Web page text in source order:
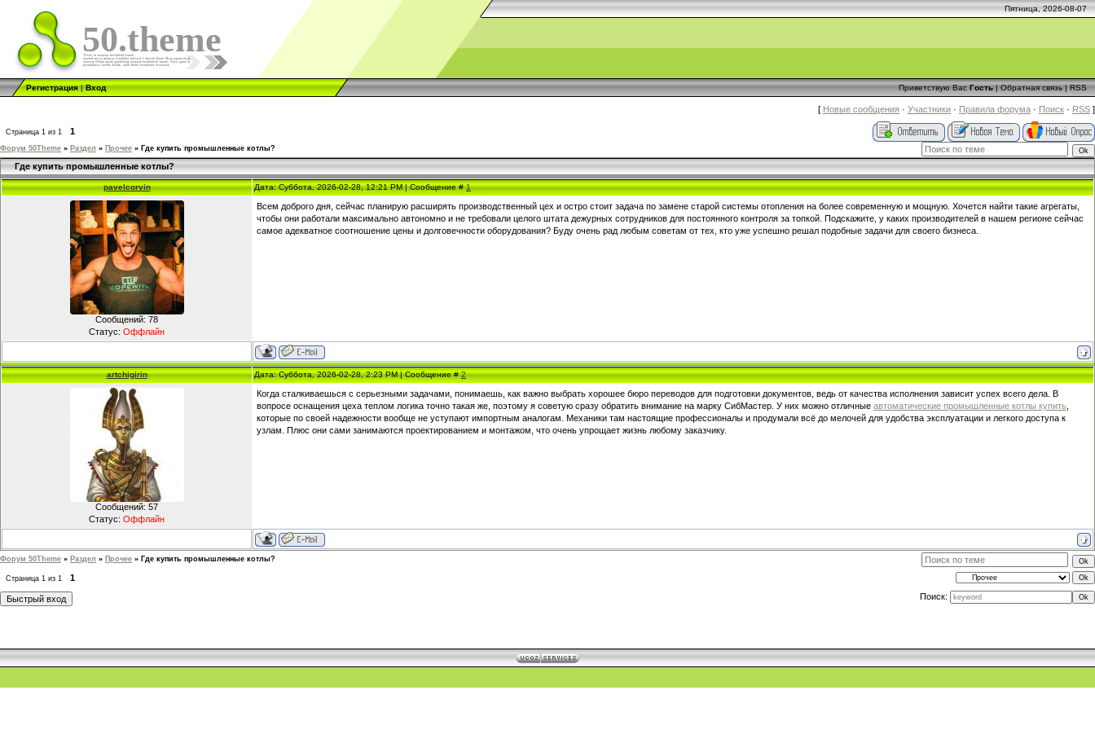
Пятница, 2026-08-07
50.theme
Регистрация|Вход Приветствую Вас Гость|Обратная связь|RSS
[ Новые сообщения · Участники · Правила форума · Поиск · RSS ]
Страница 1 из 1 1
Форум 50Theme » Раздел » Прочее » Где купить промышленные котлы?
Где купить промышленные котлы?
pavelcorvin Дата: Суббота, 2026-02-28, 12:21 PM | Сообщение #1
Сообщений: 78
Статус: Оффлайн
Всем доброго дня, сейчас планирую расширять производственный цех и остро стоит задача по замене старой системы отопления на более современную и мощную. Хочется найти такие агрегаты,
чтобы они работали максимально автономно и не требовали целого штата дежурных сотрудников для постоянного контроля за топкой. Подскажите, у каких производителей в нашем регионе сейчас
самое адекватное соотношение цены и долговечности оборудования? Буду очень рад любым советам от тех, кто уже успешно решал подобные задачи для своего бизнеса.
artchigirin Дата: Суббота, 2026-02-28, 2:23 PM | Сообщение #2
Сообщений: 57
Статус: Оффлайн
Когда сталкиваешься с серьезными задачами, понимаешь, как важно выбрать хорошее бюро переводов для подготовки документов, ведь от качества исполнения зависит успех всего дела. В
вопросе оснащения цеха теплом логика точно такая же, поэтому я советую сразу обратить внимание на марку СибМастер. У них можно отличные автоматические промышленные котлы купить
которые по своей надежности вообще не уступают импортным аналогам. Механики там настоящие профессионалы и продумали всё до мелочей для удобства эксплуатации и легкого доступа к
узлам. Плюс они сами занимаются проектированием и монтажом, что очень упрощает жизнь любому заказчику.
Форум 50Theme » Раздел » Прочее » Где купить промышленные котлы?
Страница 1 из 1
1
Поиск: